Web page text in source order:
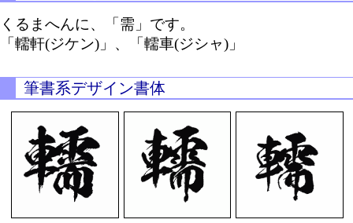
くるまへんに、「需」です。
「轜軒(ジケン)」、「轜車(ジシャ)」
筆書系デザイン書体